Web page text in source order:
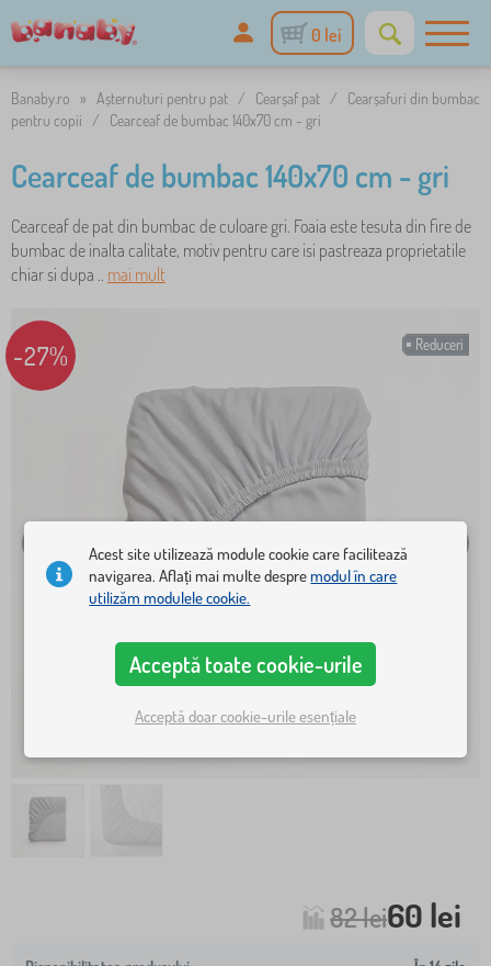
0 lei
Banaby.ro » Așternuturi pentru pat / Cearșaf pat /
Cearșafuri din bumbac
pentru copii
/ Cearceaf de bumbac 140x70 cm - gri
Cearceaf de bumbac 140x70 cm - gri
Cearceaf de pat din bumbac de culoare gri. Foaia este tesuta din fire de
bumbac de inalta calitate, motiv pentru care isi pastreaza proprietatile
chiar si dupa .. mai mult
Reduceri
-27%
82 lei60 lei
Acest site utilizează module cookie care facilitează
navigarea. Aflați mai multe despremodul în care
utilizăm modulele cookie.
Acceptă toate cookie-urile
Acceptă doar cookie-urile esențiale